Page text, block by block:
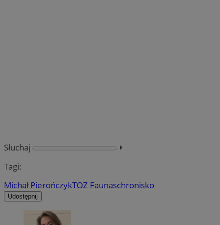
Słuchaj
⏵︎
Tagi:
Michał PierończykTOZ Faunaschronisko
Udostępnij